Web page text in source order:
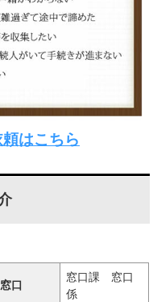
はこちら
口
窓口課 窓口
係